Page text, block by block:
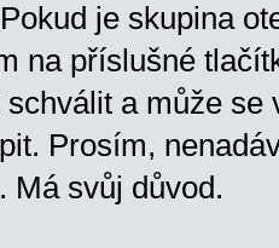
je skupina
na příslušné
a může se
Prosím,
Má svůj důvod.